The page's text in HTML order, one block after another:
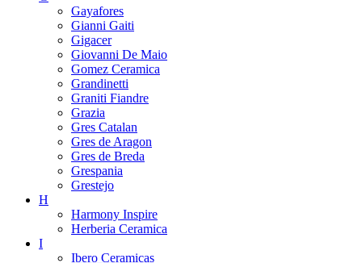
Gayafores
Gianni Gaiti
Gigacer
Giovanni De Maio
Gomez Ceramica
Grandinetti
Graniti Fiandre
Grazia
Gres Catalan
Gres de Aragon
Gres de Breda
Grespania
Grestejo
H
Harmony Inspire
Herberia Ceramica
I
Ibero Ceramicas